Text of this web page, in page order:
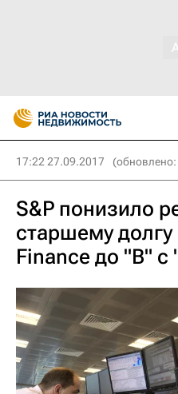
17:22 27.09.2017
S&P понизило
старшему
Finance до "B" с